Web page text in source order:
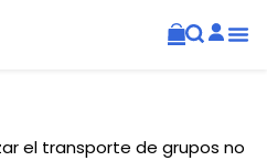
el transporte de grupos no